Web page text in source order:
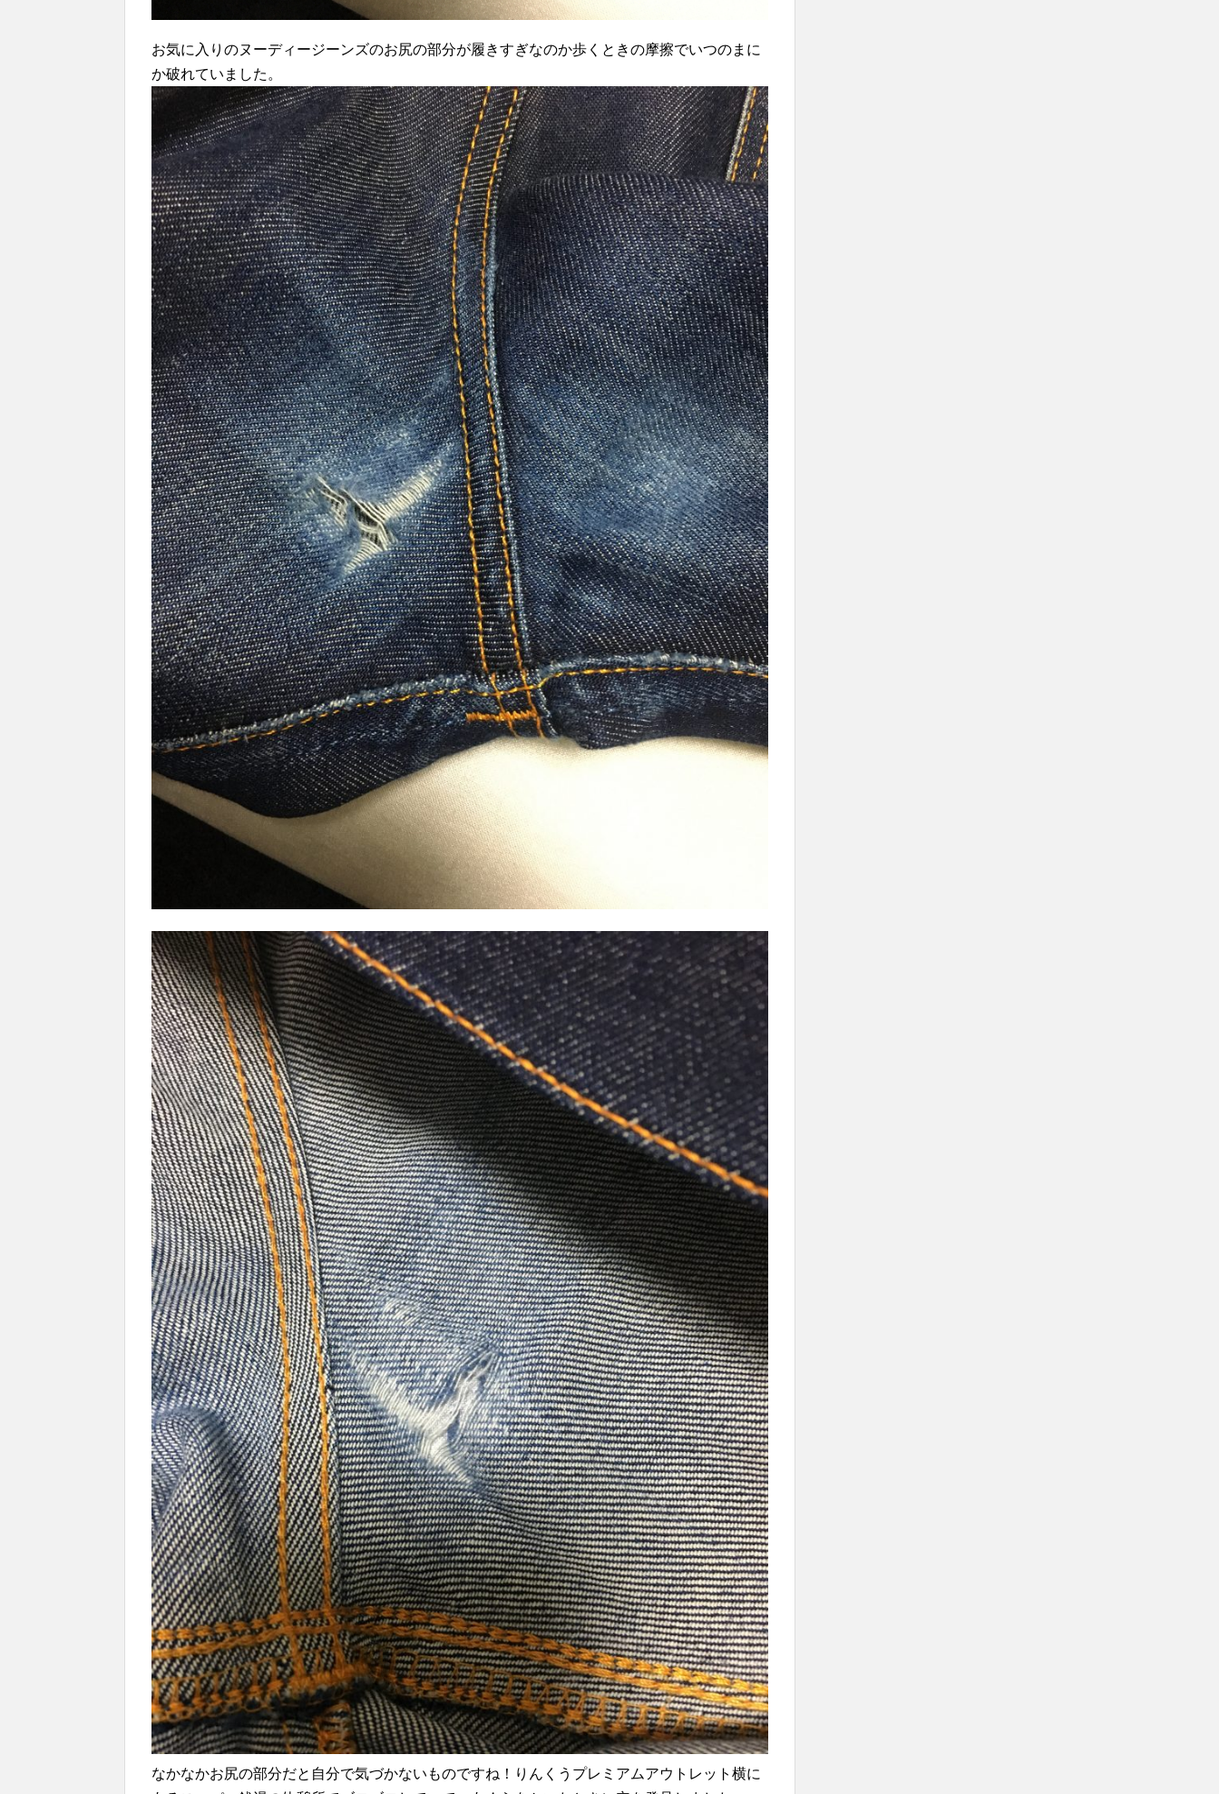
お気に入りのヌーディージーンズのお尻の部分が履きすぎなのか歩くときの摩擦でいつのまに
か破れていました。
なかなかお尻の部分だと自分で気づかないものですね！りんくうプレミアムアウトレット横に